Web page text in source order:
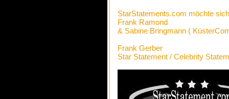
StarStatements.com möchte
Frank Ramond
& Sabine Bringmann (
Frank Gerber
Star Statement / Celebrity